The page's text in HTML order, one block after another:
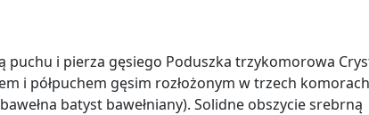
puchu i pierza gęsiego Poduszka trzykomorowa
i półpuchem gęsim rozłożonym w trzech
batyst bawełniany). Solidne obszycie srebrną